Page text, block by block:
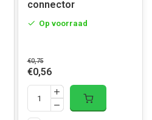
connector
Op voorraad
€0,75
€0,56